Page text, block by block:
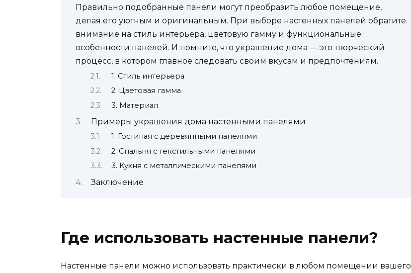
Правильно подобранные панели могут преобразить любое помещение,
делая его уютным и оригинальным. При выборе настенных панелей обратите
внимание на стиль интерьера, цветовую гамму и функциональные
особенности панелей. И помните, что украшение дома — это творческий
процесс, в котором главное следовать своим вкусам и предпочтениям.
1. Стиль интерьера
2. Цветовая гамма
3. Материал
Примеры украшения дома настенными панелями
1. Гостиная с деревянными панелями
2. Спальня с текстильными панелями
3. Кухня с металлическими панелями
Заключение
Где использовать настенные панели?
Настенные панели можно использовать практически в любом помещении вашего